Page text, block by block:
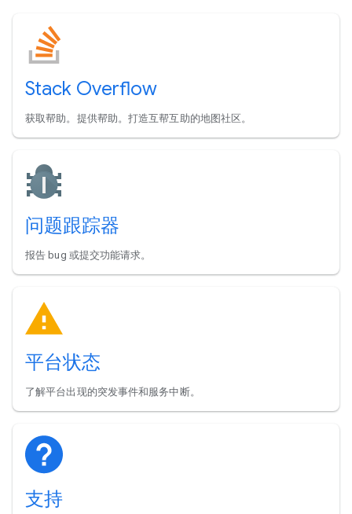
Stack Overflow
获取帮助。提供帮助。打造互帮互助的地图社区。
问题跟踪器
报告 bug 或提交功能请求。
平台状态
了解平台出现的突发事件和服务中断。
支持